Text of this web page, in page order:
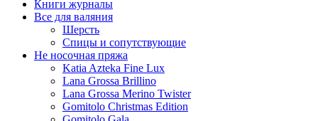
Книги журналы
Все для валяния
Шерсть
Спицы и сопутствующие
Не носочная пряжа
Katia Azteka Fine Lux
Lana Grossa Brillino
Lana Grossa Merino Twister
Gomitolo Christmas Edition